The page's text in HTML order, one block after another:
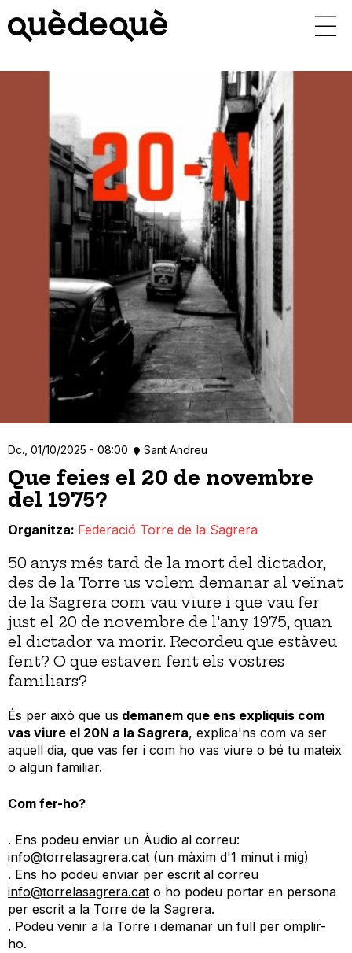
contingut
Dc., 01/10/2025 - 08:00 Sant Andreu
Que feies el 20 de novembre
del 1975?
Organitza Federació Torre de la Sagrera
50 anys més tard de la mort del dictador,
des de la Torre us volem demanar al veïnat
de la Sagrera com vau viure i que vau fer
just el 20 de novembre de l'any 1975, quan
el dictador va morir. Recordeu que estàveu
fent? O que estaven fent els vostres
familiars?
És per això que us demanem que ens expliquis com
vas viure el 20N a la Sagrera, explica'ns com va ser
aquell dia, que vas fer i com ho vas viure o bé tu mateix
o algun familiar.
Com fer-ho?
. Ens podeu enviar un Àudio al correu:
info@torrelasagrera.cat (un màxim d'1 minut i mig)
. Ens ho podeu enviar per escrit al correu
info@torrelasagrera.cat o ho podeu portar en persona
per escrit a la Torre de la Sagrera.
. Podeu venir a la Torre i demanar un full per omplir-
ho.